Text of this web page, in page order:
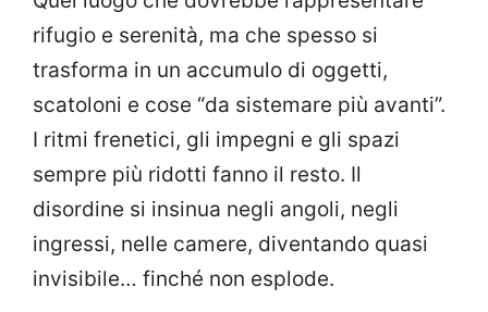
rifugio e serenità, ma che spesso si
trasforma in un accumulo di oggetti,
scatoloni e cose “da sistemare più avanti”.
I ritmi frenetici, gli impegni e gli spazi
sempre più ridotti fanno il resto. Il
disordine si insinua negli angoli, negli
ingressi, nelle camere, diventando quasi
invisibile… finché non esplode.